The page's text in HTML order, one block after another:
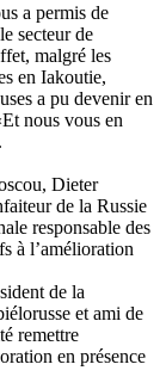
a permis de
secteur de
malgré les
en Iakoutie,
a pu devenir en
nous vous en
Dieter
de la Russie
responsable des
à l’amélioration
de la
et ami de
remettre
en présence